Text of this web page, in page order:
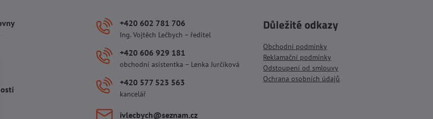
+420 602 781 706
Ing. Vojtěch Lečbych – ředitel
+420 606 929 181
obchodní asistentka – Lenka Jurčíková
+420 577 523 563
kancelář
ivlecbych​@seznam​.cz
Důležité odkazy
Obchodní podmínky
Reklamační podmínky
Odstoupení od smlouvy
Ochrana osobních údajů